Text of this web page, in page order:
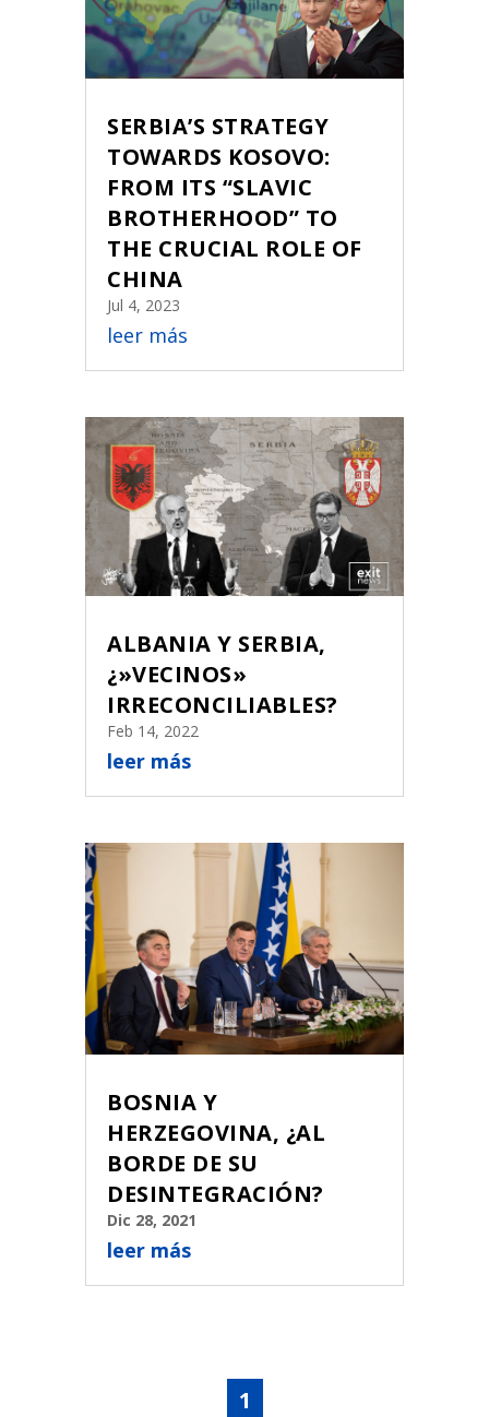
SERBIA’S STRATEGY
TOWARDS KOSOVO:
FROM ITS “SLAVIC
BROTHERHOOD” TO
THE CRUCIAL ROLE OF
CHINA
Jul 4, 2023
leer más
ALBANIA Y SERBIA,
¿»VECINOS»
IRRECONCILIABLES?
Feb 14, 2022
leer más
BOSNIA Y
HERZEGOVINA, ¿AL
BORDE DE SU
DESINTEGRACIÓN?
Dic 28, 2021
leer más
1